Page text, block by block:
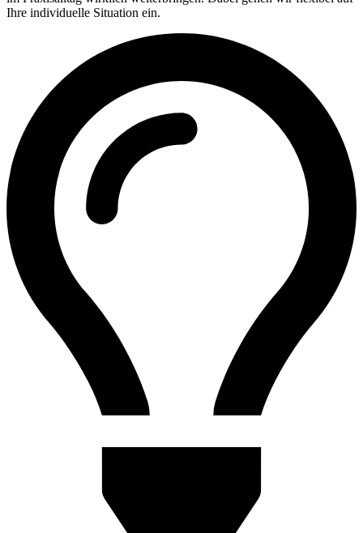
Ihre individuelle Situation ein.